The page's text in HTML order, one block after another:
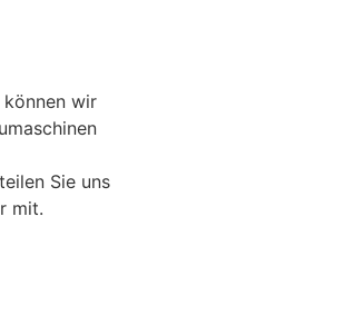
können wir
Sie uns
mit.